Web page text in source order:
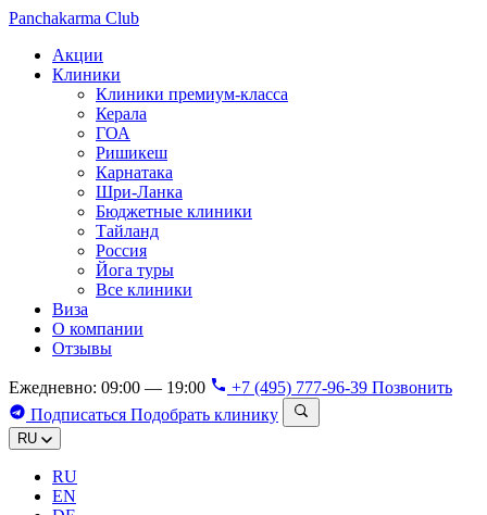
Panchakarma Club
Акции
Клиники
Клиники премиум-класса
Керала
ГОА
Ришикеш
Карнатака
Шри-Ланка
Бюджетные клиники
Тайланд
Россия
Йога туры
Все клиники
Виза
О компании
Отзывы
Ежедневно: 09:00 — 19:00 +7 (495) 777-96-39 Позвонить
Подписаться Подобрать клинику
RU
RU
EN